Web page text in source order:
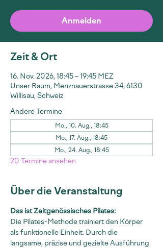
Anmelden
Zeit & Ort
16. Nov. 2026, 18:45 – 19:45 MEZ
Unser Raum, Menznauerstrasse 34, 6130
Willisau, Schweiz
Andere Termine
Mo., 10. Aug., 18:45
Mo., 17. Aug., 18:45
Mo., 24. Aug., 18:45
20 Termine ansehen
Über die Veranstaltung
Das ist Zeitgenössisches Pilates:
Die Pilates-Methode trainiert den Körper
als funktionelle Einheit. Durch die
langsame, präzise und gezielte Ausführung